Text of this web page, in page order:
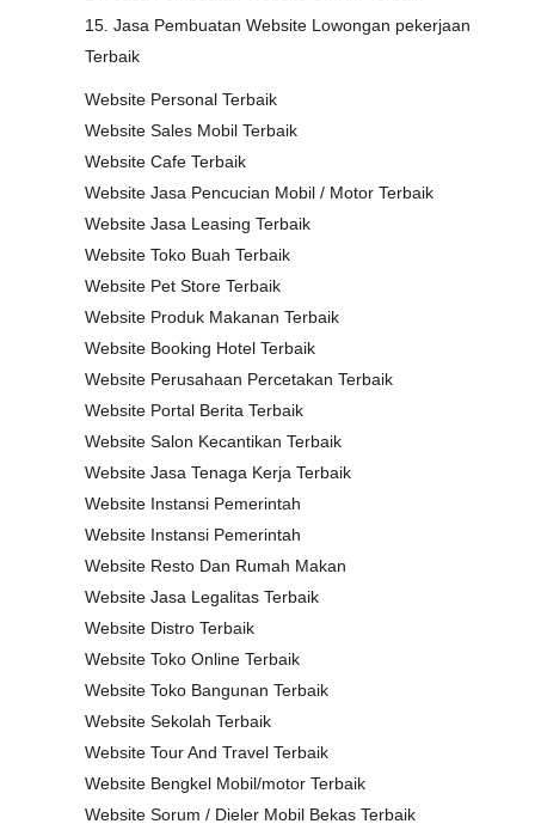
15. Jasa Pembuatan Website Lowongan pekerjaan
Terbaik
Website Personal Terbaik
Website Sales Mobil Terbaik
Website Cafe Terbaik
Website Jasa Pencucian Mobil / Motor Terbaik
Website Jasa Leasing Terbaik
Website Toko Buah Terbaik
Website Pet Store Terbaik
Website Produk Makanan Terbaik
Website Booking Hotel Terbaik
Website Perusahaan Percetakan Terbaik
Website Portal Berita Terbaik
Website Salon Kecantikan Terbaik
Website Jasa Tenaga Kerja Terbaik
Website Instansi Pemerintah
Website Instansi Pemerintah
Website Resto Dan Rumah Makan
Website Jasa Legalitas Terbaik
Website Distro Terbaik
Website Toko Online Terbaik
Website Toko Bangunan Terbaik
Website Sekolah Terbaik
Website Tour And Travel Terbaik
Website Bengkel Mobil/motor Terbaik
Website Sorum / Dieler Mobil Bekas Terbaik